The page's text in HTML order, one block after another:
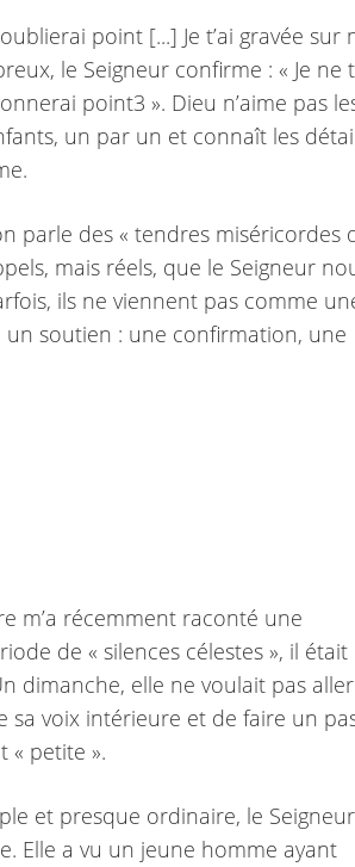
point [...] Je t’ai gravée sur
le Seigneur confirme : « Je ne
point3 ». Dieu n’aime pas
un par un et connaît les
parle des « tendres miséricordes
mais réels, que le Seigneur
ils ne viennent pas comme
soutien : une confirmation, une
m’a récemment raconté une
de « silences célestes », il était
dimanche, elle ne voulait pas
sa voix intérieure et de faire un
« petite ».
et presque ordinaire, le
Elle a vu un jeune homme ayant